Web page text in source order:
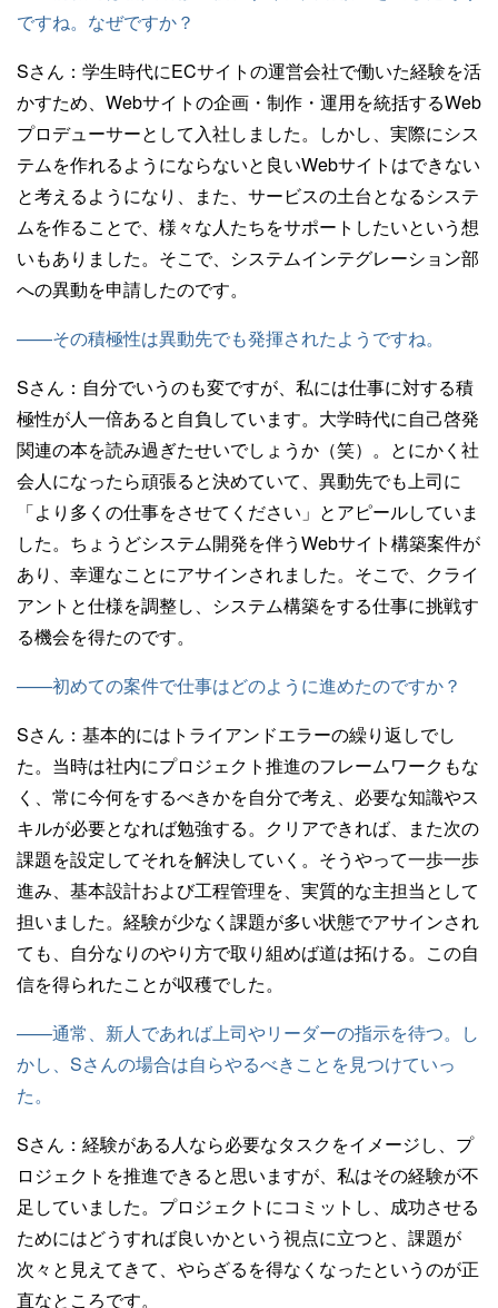
ですね。なぜですか？
Sさん： 学生時代にECサイトの運営会社で働いた経験を活
かすため、Webサイトの企画・制作・運用を統括するWeb
プロデューサーとして入社しました。しかし、実際にシス
テムを作れるようにならないと良いWebサイトはできない
と考えるようになり、また、サービスの土台となるシステ
ムを作ることで、様々な人たちをサポートしたいという想
いもありました。そこで、システムインテグレーション部
への異動を申請したのです。
——その積極性は異動先でも発揮されたようですね。
Sさん： 自分でいうのも変ですが、私には仕事に対する積
極性が人一倍あると自負しています。大学時代に自己啓発
関連の本を読み過ぎたせいでしょうか（笑）。とにかく社
会人になったら頑張ると決めていて、異動先でも上司に
「より多くの仕事をさせてください」とアピールしていま
した。ちょうどシステム開発を伴うWebサイト構築案件が
あり、幸運なことにアサインされました。そこで、クライ
アントと仕様を調整し、システム構築をする仕事に挑戦す
る機会を得たのです。
——初めての案件で仕事はどのように進めたのですか？
Sさん： 基本的にはトライアンドエラーの繰り返しでし
た。当時は社内にプロジェクト推進のフレームワークもな
く、常に今何をするべきかを自分で考え、必要な知識やス
キルが必要となれば勉強する。クリアできれば、また次の
課題を設定してそれを解決していく。そうやって一歩一歩
進み、基本設計および工程管理を、実質的な主担当として
担いました。経験が少なく課題が多い状態でアサインされ
ても、自分なりのやり方で取り組めば道は拓ける。この自
信を得られたことが収穫でした。
——通常、新人であれば上司やリーダーの指示を待つ。し
かし、Sさんの場合は自らやるべきことを見つけていっ
た。
Sさん： 経験がある人なら必要なタスクをイメージし、プ
ロジェクトを推進できると思いますが、私はその経験が不
足していました。プロジェクトにコミットし、成功させる
ためにはどうすれば良いかという視点に立つと、課題が
次々と見えてきて、やらざるを得なくなったというのが正
直なところです。